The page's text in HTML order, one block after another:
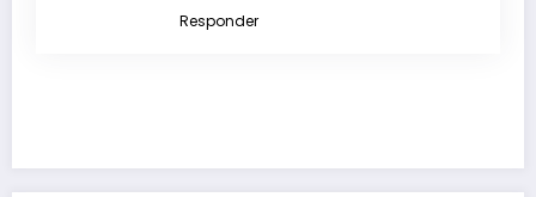
Responder